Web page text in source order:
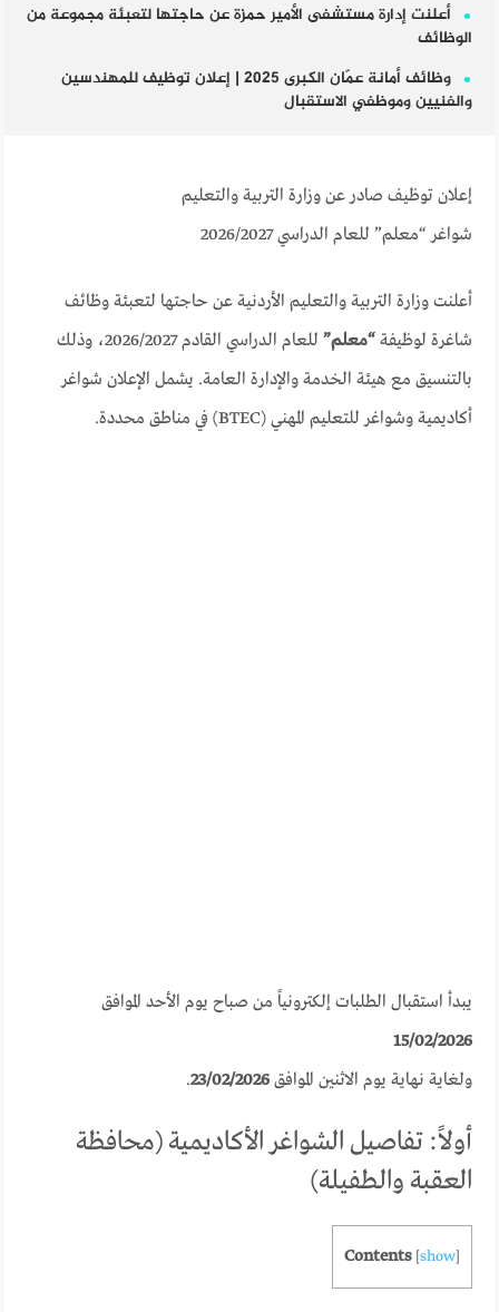
أعلنت إدارة مستشفى الأمير حمزة عن حاجتها لتعبئة مجموعة من
الوظائف
وظائف أمانة عمّان الكبرى 2025 | إعلان توظيف للمهندسين
والفنيين وموظفي الاستقبال
إعلان توظيف صادر عن وزارة التربية والتعليم
شواغر “معلم” للعام الدراسي 2026/2027
أعلنت وزارة التربية والتعليم الأردنية عن حاجتها لتعبئة وظائف
شاغرة لوظيفة“معلم”
للعام الدراسي القادم 2026/2027، وذلك
بالتنسيق مع هيئة الخدمة والإدارة العامة. يشمل الإعلان شواغر
أكاديمية وشواغر للتعليم المهني (BTEC) في مناطق محددة.
يبدأ استقبال الطلبات إلكترونياً من صباح يوم الأحد الموافق
15/02/2026
ولغاية نهاية يوم الاثنين الموافق23/02/2026
.
أولاً: تفاصيل الشواغر الأكاديمية (محافظة
العقبة والطفيلة)
Contents [show]